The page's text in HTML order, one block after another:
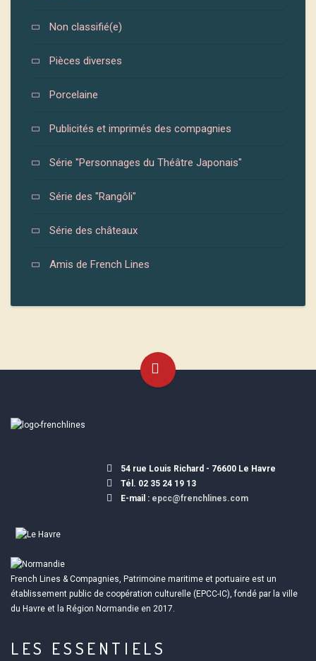
Non classifié(e)
Pièces diverses
Porcelaine
Publicités et imprimés des compagnies
Série "Personnages du Théâtre Japonais"
Série des "Rangôli"
Série des châteaux
Amis de French Lines
54 rue Louis Richard - 76600 Le Havre
Tél. 02 35 24 19 13
E-mail : epcc@frenchlines.com
French Lines & Compagnies, Patrimoine maritime et portuaire est un
établissement public de coopération culturelle (EPCC-IC), fondé par la ville
du Havre et la Région Normandie en 2017.
LES ESSENTIELS